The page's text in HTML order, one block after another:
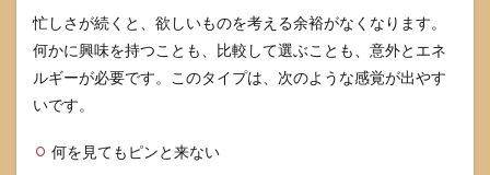
休
む・
整え
るを
優先
ほう
忙しさが続くと、欲しいものを考える余裕がなくなります。
何かに興味を持つことも、比較して選ぶことも、意外とエネ
ルギーが必要です。このタイプは、次のような感覚が出やす
いです。
何を見てもピンと来ない